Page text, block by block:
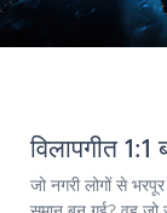
विलापगीत
जो नगरी लोगों से